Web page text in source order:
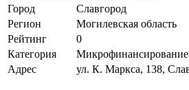
Город
Славгород
Регион
Могилевская область
Рейтинг
0
Категория
Микрофинансирование
Адрес
ул. К. Маркса, 138,